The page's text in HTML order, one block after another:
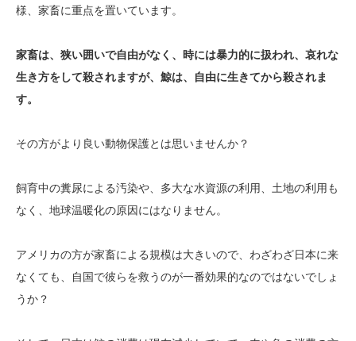
様、家畜に重点を置いています。
家畜は、狭い囲いで自由がなく、時には暴力的に扱われ、哀れな
生き方をして殺されますが、鯨は、自由に生きてから殺されま
す。
その方がより良い動物保護とは思いませんか？
飼育中の糞尿による汚染や、多大な水資源の利用、土地の利用も
なく、地球温暖化の原因にはなりません。
アメリカの方が家畜による規模は大きいので、わざわざ日本に来
なくても、自国で彼らを救うのが一番効果的なのではないでしょ
うか？